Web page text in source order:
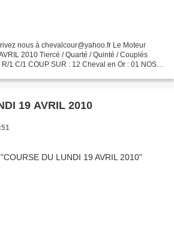
nous à chevalcour@yahoo.fr Le Moteur
2010 Tiercé / Quarté / Quinté / Couplés
1 C/1 COUP SUR : 12 Cheval en Or : 01 NOS
19 AVRIL 2010